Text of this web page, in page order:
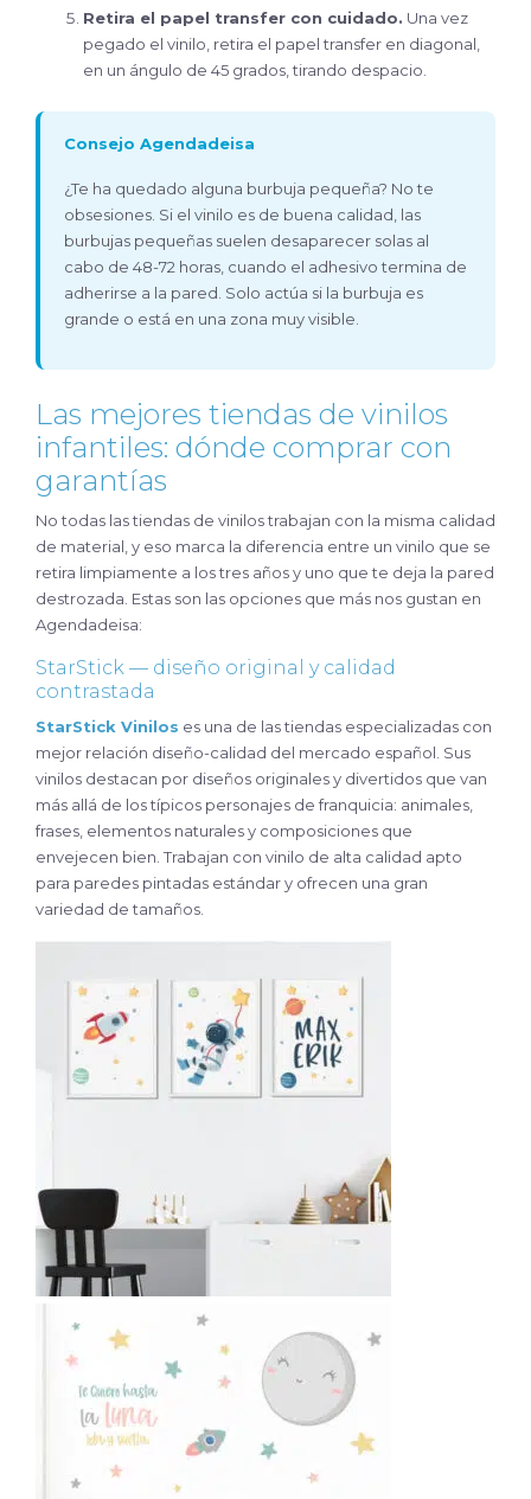
Retira el papel transfer con cuidado. Una vez
pegado el vinilo, retira el papel transfer en diagonal,
en un ángulo de 45 grados, tirando despacio.
Consejo Agendadeisa
¿Te ha quedado alguna burbuja pequeña? No te
obsesiones. Si el vinilo es de buena calidad, las
burbujas pequeñas suelen desaparecer solas al
cabo de 48-72 horas, cuando el adhesivo termina de
adherirse a la pared. Solo actúa si la burbuja es
grande o está en una zona muy visible.
Las mejores tiendas de vinilos
infantiles: dónde comprar con
garantías
No todas las tiendas de vinilos trabajan con la misma calidad
de material, y eso marca la diferencia entre un vinilo que se
retira limpiamente a los tres años y uno que te deja la pared
destrozada. Estas son las opciones que más nos gustan en
Agendadeisa:
StarStick — diseño original y calidad
contrastada
StarStick Vinilos es una de las tiendas especializadas con
mejor relación diseño-calidad del mercado español. Sus
vinilos destacan por diseños originales y divertidos que van
más allá de los típicos personajes de franquicia: animales,
frases, elementos naturales y composiciones que
envejecen bien. Trabajan con vinilo de alta calidad apto
para paredes pintadas estándar y ofrecen una gran
variedad de tamaños.